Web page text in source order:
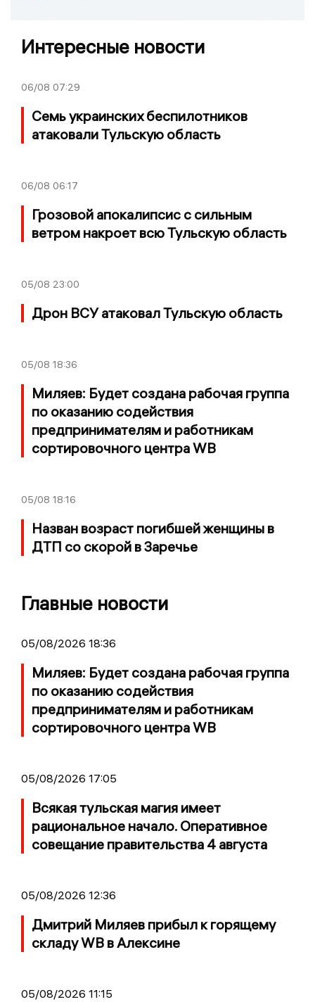
Интересные новости
06/08 07:29
Семь украинских беспилотников
атаковали Тульскую область
06/08 06:17
Грозовой апокалипсис с сильным
ветром накроет всю Тульскую область
05/08 23:00
Дрон ВСУ атаковал Тульскую область
05/08 18:36
Миляев: Будет создана рабочая группа
по оказанию содействия
предпринимателям и работникам
сортировочного центра WB
05/08 18:16
Назван возраст погибшей женщины в
ДТП со скорой в Заречье
Главные новости
05/08/2026 18:36
Миляев: Будет создана рабочая группа
по оказанию содействия
предпринимателям и работникам
сортировочного центра WB
05/08/2026 17:05
Всякая тульская магия имеет
рациональное начало. Оперативное
совещание правительства 4 августа
05/08/2026 12:36
Дмитрий Миляев прибыл к горящему
складу WB в Алексине
05/08/2026 11:15